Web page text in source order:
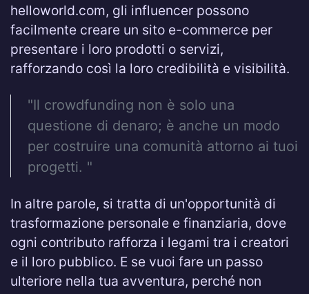
helloworld.com, gli influencer possono
facilmente creare un sito e-commerce per
presentare i loro prodotti o servizi,
rafforzando così la loro credibilità e visibilità.
"Il crowdfunding non è solo una
questione di denaro; è anche un modo
per costruire una comunità attorno ai tuoi
progetti. "
In altre parole, si tratta di un'opportunità di
trasformazione personale e finanziaria, dove
ogni contributo rafforza i legami tra i creatori
e il loro pubblico. E se vuoi fare un passo
ulteriore nella tua avventura, perché non